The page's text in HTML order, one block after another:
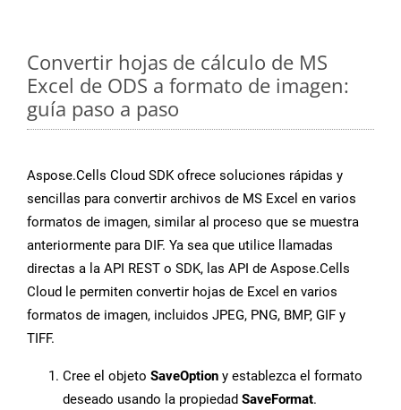
Convertir hojas de cálculo de MS
Excel de ODS a formato de imagen:
guía paso a paso
Aspose.Cells Cloud SDK ofrece soluciones rápidas y
sencillas para convertir archivos de MS Excel en varios
formatos de imagen, similar al proceso que se muestra
anteriormente para DIF. Ya sea que utilice llamadas
directas a la API REST o SDK, las API de Aspose.Cells
Cloud le permiten convertir hojas de Excel en varios
formatos de imagen, incluidos JPEG, PNG, BMP, GIF y
TIFF.
Cree el objeto SaveOption y establezca el formato
deseado usando la propiedad SaveFormat.